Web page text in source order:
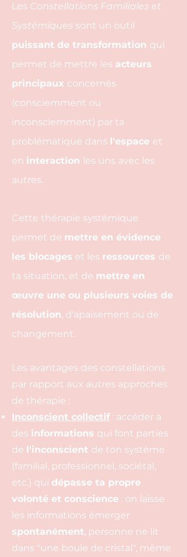
Les Constellations Familiales et
Systémiques sont un outil
puissant de transformation qui
permet de mettre les acteurs
principaux concernés
(consciemment ou
inconsciemment) par ta
problématique dans l'espace et
en interaction les uns avec les
autres.
Cette thérapie systémique
permet de mettre en évidence
les blocages et les ressources de
ta situation, et de mettre en
œuvre une ou plusieurs voies de
résolution, d'apaisement ou de
changement.
Les avantages des constellations
par rapport aux autres approches
de thérapie :
Inconscient collectif : accéder à
des informations qui font parties
de l'inconscient de ton système
(familial, professionnel, sociétal,
etc.) qui dépasse ta propre
volonté et conscience : on laisse
les informations émerger
spontanément, personne ne lit
dans "une boule de cristal", même